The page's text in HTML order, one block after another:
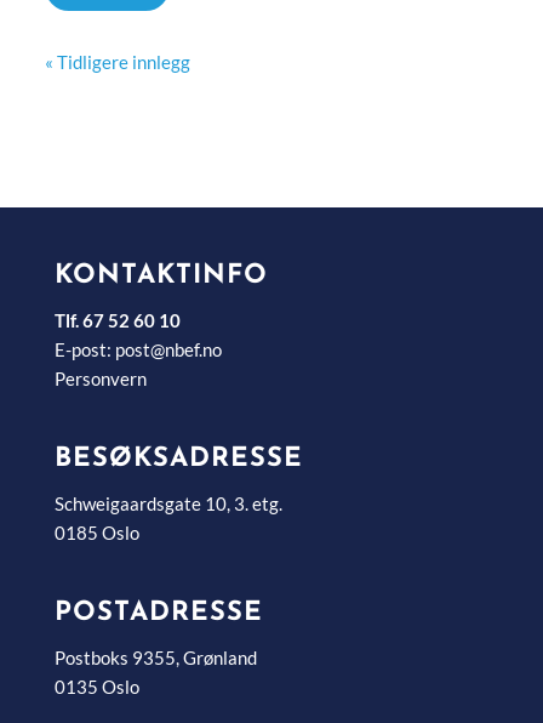
« Tidligere innlegg
KONTAKTINFO
Tlf. 67 52 60 10
E-post: post@nbef.no
Personvern
BESØKSADRESSE
Schweigaardsgate 10, 3. etg.
0185 Oslo
POSTADRESSE
Postboks 9355, Grønland
0135 Oslo